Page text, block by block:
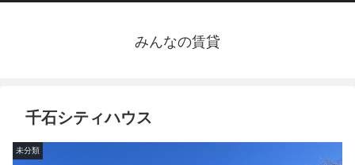
みんなの賃貸
千石シティハウス
未分類